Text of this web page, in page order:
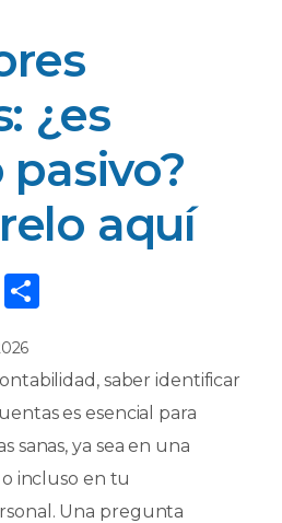
¿es
aquí
Li
m
p
ar
ti
r
saber identificar
es esencial para
sanas, ya sea en una
incluso en tu
Una pregunta